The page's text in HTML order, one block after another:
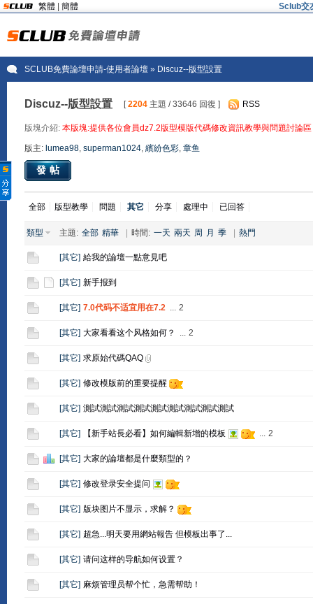
繁體 簡體 Sclub交
SCLUB免費論壇申請-使用者論壇» Discuz--版型設置
Discuz--版型設置 [2204主題 / 33646 回復 ] RSS
版塊介紹: 本版塊:提供各位會員dz7.2版型模版代碼修改資訊教學與問題討論區
版主: lumea98, superman1024, 繽紛色彩, 章鱼
發帖
全部 版型教學 問題 其它 分享 處理中 已回答
類型 主題: 全部 精華 時間: 一天 兩天 周 月 季 熱門
[其它] 給我的論壇一點意見吧
[其它] 新手报到
[其它] 7.0代码不适宜用在7.2 ... 2
[其它] 大家看看这个风格如何？ ... 2
[其它] 求原始代碼QAQ
[其它] 修改模版前的重要提醒
[其它] 測試測試測試測試測試測試測試測試測試
[其它] 【新手站長必看】如何編輯新增的模板 ... 2
[其它] 大家的論壇都是什麼類型的？
[其它] 修改登录安全提问
[其它] 版块图片不显示，求解？
[其它] 超急...明天要用網站報告 但模板出事了...
[其它] 请问这样的导航如何设置？
[其它] 麻烦管理员帮个忙，急需帮助！